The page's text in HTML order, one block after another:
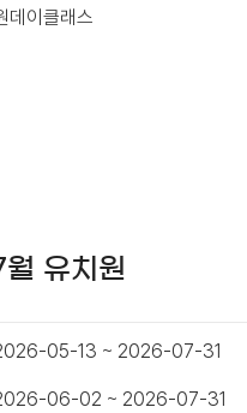
데이클래스
유치원
05-13 ~ 2026-07-31
06-02 ~ 2026-07-31